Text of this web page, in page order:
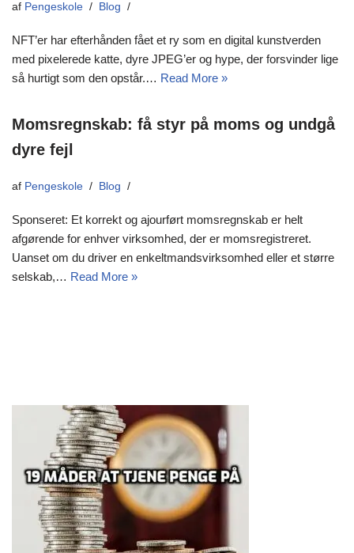
af Pengeskole Blog
NFT’er har efterhånden fået et ry som en digital kunstverden
med pixelerede katte, dyre JPEG’er og hype, der forsvinder lige
så hurtigt som den opstår.… Read More »
Momsregnskab: få styr på moms og undgå
dyre fejl
af Pengeskole Blog
Sponseret: Et korrekt og ajourført momsregnskab er helt
afgørende for enhver virksomhed, der er momsregistreret.
Uanset om du driver en enkeltmandsvirksomhed eller et større
selskab,… Read More »